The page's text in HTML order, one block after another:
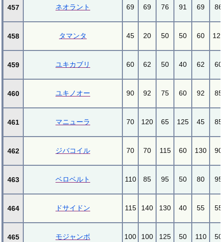
457 ネオラント 69 69 76 91 69 86
458 タマンタ 45 20 50 50 60
459 ユキカブリ 60 62 50 40 62 60
460 ユキノオー 90 92 75 60 92 85
461 マニューラ 70 120 65 125 45 85
462 ジバコイル 70 70 115 60 130 90
463 ベロベルト 110 85 95 50 80 95
464 ドサイドン 115 140 130 40 55 55
465 モジャンボ 100 100 125 50 110 50